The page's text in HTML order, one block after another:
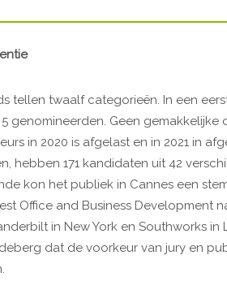
tellen twaalf categorieën. In een
genomineerden. Geen gemakkelijke
in 2020 is afgelast en in 2021 in
hebben 171 kandidaten uit 42
kon het publiek in Cannes een
Office and Business Development
in New York en Southworks
dat de voorkeur van jury en